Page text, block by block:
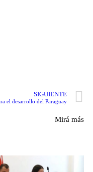
SIGUIENTE
el desarrollo del Paraguay
Mirá más